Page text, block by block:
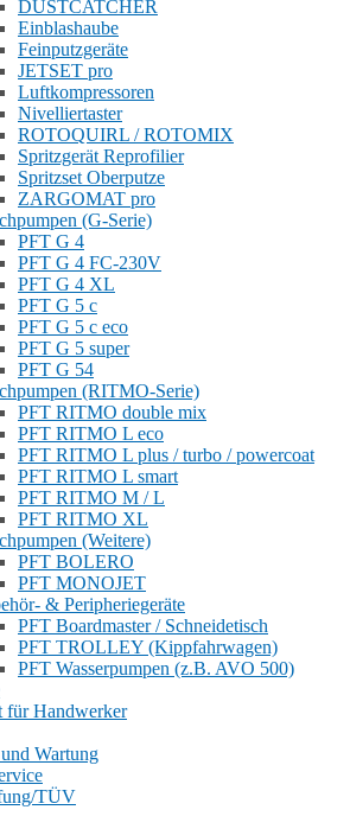
DUSTCATCHER
Einblashaube
Feinputzgeräte
JETSET pro
Luftkompressoren
Nivelliertaster
ROTOQUIRL / ROTOMIX
Spritzgerät Reprofilier
Spritzset Oberputze
ZARGOMAT pro
(G-Serie)
PFT G 4
PFT G 4 FC-230V
PFT G 4 XL
PFT G 5 c
PFT G 5 c eco
PFT G 5 super
PFT G 54
(RITMO-Serie)
PFT RITMO double mix
PFT RITMO L eco
PFT RITMO L plus / turbo / powercoat
PFT RITMO L smart
PFT RITMO M / L
PFT RITMO XL
(Weitere)
PFT BOLERO
PFT MONOJET
& Peripheriegeräte
PFT Boardmaster / Schneidetisch
PFT TROLLEY (Kippfahrwagen)
PFT Wasserpumpen (z.B. AVO 500)
für Handwerker
Wartung
TÜV